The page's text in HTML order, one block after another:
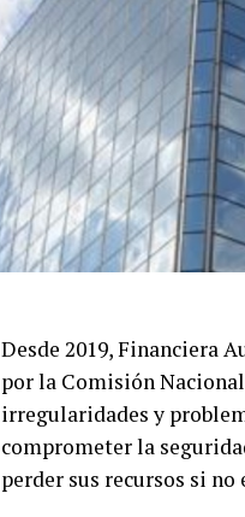
Desde 2019, Financiera
por la Comisión
irregularidades y
comprometer la
perder sus recursos si